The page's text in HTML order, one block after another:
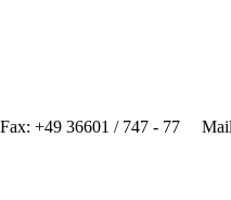
+49 36601 / 747 - 77